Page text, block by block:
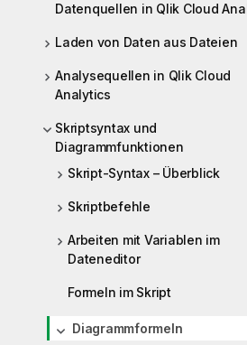
Datenquellen in Qlik Cloud
Laden von Daten aus Dateien
Analysequellen in Qlik Cloud
Analytics
Skriptsyntax und
Diagrammfunktionen
Skript-Syntax – Überblick
Skriptbefehle
Arbeiten mit Variablen im
Dateneditor
Formeln im Skript
Diagrammformeln